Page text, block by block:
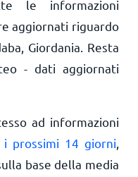
le informazioni
aggiornati riguardo
Giordania. Resta
- dati aggiornati
ad informazioni
prossimi 14 giorni
base della media